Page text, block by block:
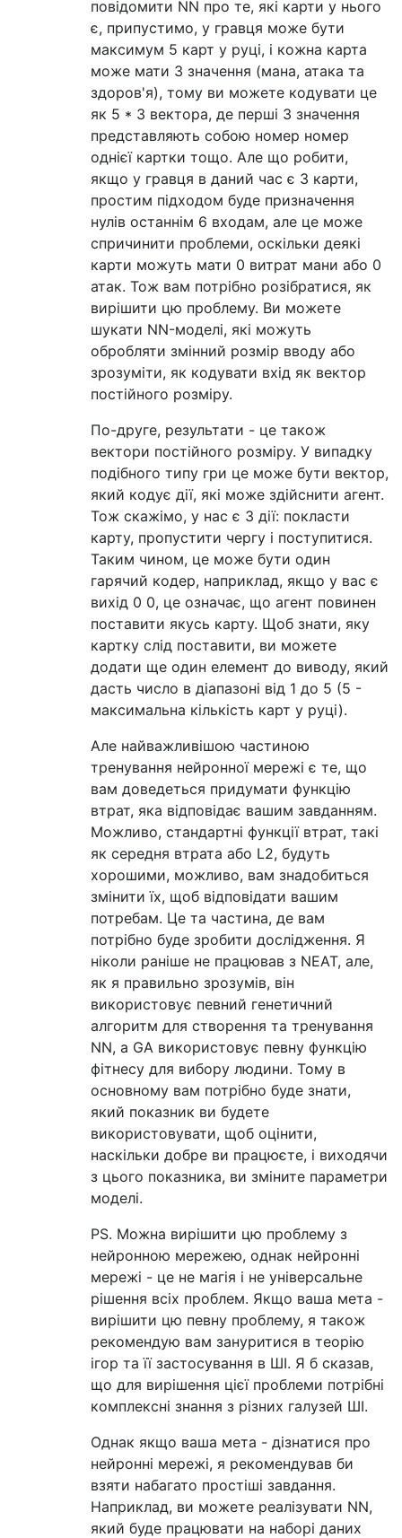
повідомити NN про те, які карти у нього
є, припустимо, у гравця може бути
максимум 5 карт у руці, і кожна карта
може мати 3 значення (мана, атака та
здоров'я), тому ви можете кодувати це
як 5 * 3 вектора, де перші 3 значення
представляють собою номер номер
однієї картки тощо. Але що робити,
якщо у гравця в даний час є 3 карти,
простим підходом буде призначення
нулів останнім 6 входам, але це може
спричинити проблеми, оскільки деякі
карти можуть мати 0 витрат мани або 0
атак. Тож вам потрібно розібратися, як
вирішити цю проблему. Ви можете
шукати NN-моделі, які можуть
обробляти змінний розмір вводу або
зрозуміти, як кодувати вхід як вектор
постійного розміру.
По-друге, результати - це також
вектори постійного розміру. У випадку
подібного типу гри це може бути вектор,
який кодує дії, які може здійснити агент.
Тож скажімо, у нас є 3 дії: покласти
карту, пропустити чергу і поступитися.
Таким чином, це може бути один
гарячий кодер, наприклад, якщо у вас є
вихід 0 0, це означає, що агент повинен
поставити якусь карту. Щоб знати, яку
картку слід поставити, ви можете
додати ще один елемент до виводу, який
дасть число в діапазоні від 1 до 5 (5 -
максимальна кількість карт у руці).
Але найважливішою частиною
тренування нейронної мережі є те, що
вам доведеться придумати функцію
втрат, яка відповідає вашим завданням.
Можливо, стандартні функції втрат, такі
як середня втрата або L2, будуть
хорошими, можливо, вам знадобиться
змінити їх, щоб відповідати вашим
потребам. Це та частина, де вам
потрібно буде зробити дослідження. Я
ніколи раніше не працював з NEAT, але,
як я правильно зрозумів, він
використовує певний генетичний
алгоритм для створення та тренування
NN, а GA використовує певну функцію
фітнесу для вибору людини. Тому в
основному вам потрібно буде знати,
який показник ви будете
використовувати, щоб оцінити,
наскільки добре ви працюєте, і виходячи
з цього показника, ви зміните параметри
моделі.
PS. Можна вирішити цю проблему з
нейронною мережею, однак нейронні
мережі - це не магія і не універсальне
рішення всіх проблем. Якщо ваша мета -
вирішити цю певну проблему, я також
рекомендую вам зануритися в теорію
ігор та її застосування в ШІ. Я б сказав,
що для вирішення цієї проблеми потрібні
комплексні знання з різних галузей ШІ.
Однак якщо ваша мета - дізнатися про
нейронні мережі, я рекомендував би
взяти набагато простіші завдання.
Наприклад, ви можете реалізувати NN,
який буде працювати на наборі даних